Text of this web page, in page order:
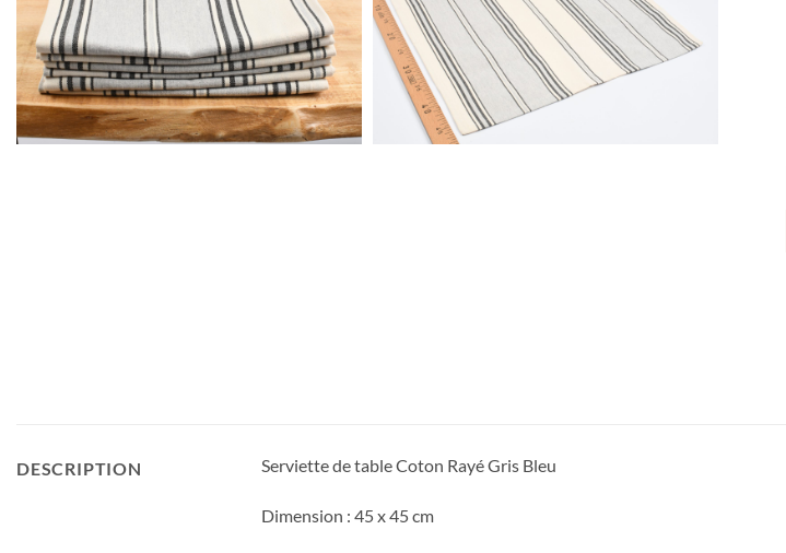
DESCRIPTION Serviette de table Coton Rayé Gris Bleu
Dimension : 45 x 45 cm